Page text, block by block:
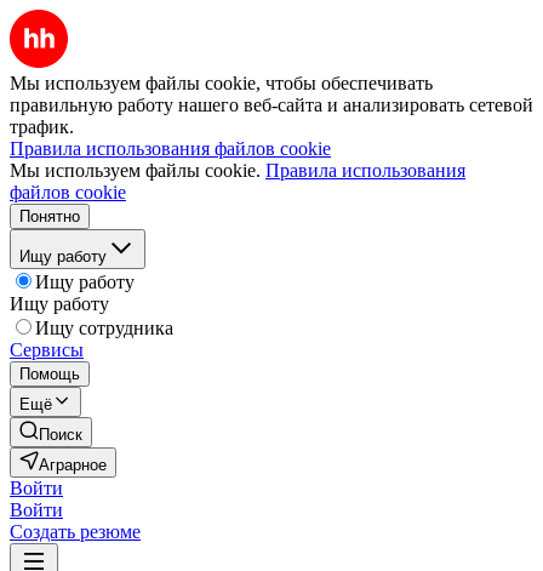
Мы используем файлы cookie, чтобы обеспечивать
правильную работу нашего веб-сайта и анализировать сетевой
трафик.
Правила использования файлов cookie
Мы используем файлы cookie. Правила использования
файлов cookie
Понятно
Ищу работу
Ищу работу
Ищу работу
Ищу сотрудника
Сервисы
Помощь
Ещё
Поиск
Аграрное
Войти
Войти
Создать резюме